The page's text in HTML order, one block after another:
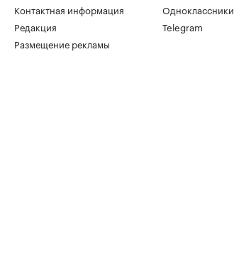
Контактная информация
Редакция
Размещение рекламы
Одноклассники
Telegram